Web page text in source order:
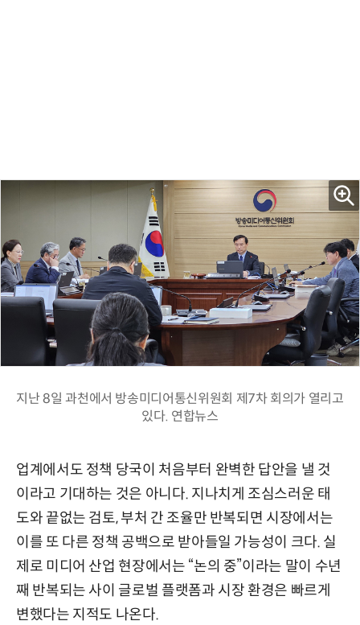
지난 8일 과천에서 방송미디어통신위원회 제7차 회의가 열리고
있다. 연합뉴스
업계에서도 정책 당국이 처음부터 완벽한 답안을 낼 것
이라고 기대하는 것은 아니다. 지나치게 조심스러운 태
도와 끝없는 검토, 부처 간 조율만 반복되면 시장에서는
이를 또 다른 정책 공백으로 받아들일 가능성이 크다. 실
제로 미디어 산업 현장에서는 “논의 중”이라는 말이 수년
째 반복되는 사이 글로벌 플랫폼과 시장 환경은 빠르게
변했다는 지적도 나온다.